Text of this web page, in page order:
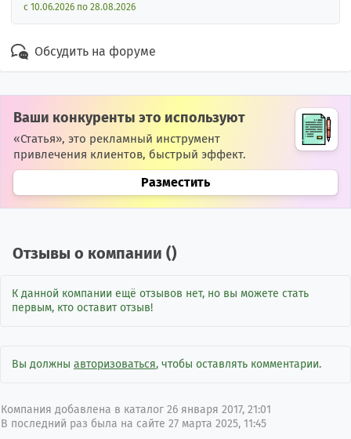
с 10.06.2026 по 28.08.2026
Обсудить на форуме
Ваши конкуренты это используют
«Статья», это рекламный инструмент
привлечения клиентов, быстрый эффект.
Разместить
Отзывы о компании ()
К данной компании ещё отзывов нет, но вы можете стать
первым, кто оставит отзыв!
Вы должны авторизоваться, чтобы оставлять комментарии.
Компания добавлена в каталог 26 января 2017, 21:01
В последний раз была на сайте 27 марта 2025, 11:45